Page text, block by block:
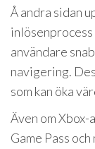
Å andra sidan
användare
navigering.
som kan öka
Även om
Game Pass